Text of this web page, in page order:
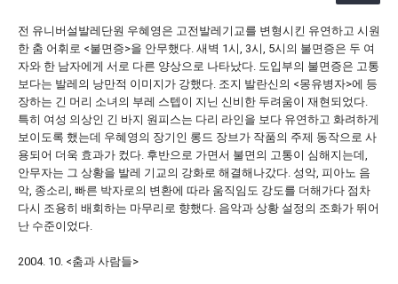
전 유니버설발레단원 우혜영은 고전발레기교를 변형시킨 유연하고 시원
한 춤 어휘로 <불면증>을 안무했다. 새벽 1시, 3시, 5시의 불면증은 두 여
자와 한 남자에게 서로 다른 양상으로 나타났다. 도입부의 불면증은 고통
보다는 발레의 낭만적 이미지가 강했다. 조지 발란신의 <몽유병자>에 등
장하는 긴 머리 소녀의 부레 스텝이 지닌 신비한 두려움이 재현되었다.
특히 여성 의상인 긴 바지 원피스는 다리 라인을 보다 유연하고 화려하게
보이도록 했는데 우혜영의 장기인 롱드 장브가 작품의 주제 동작으로 사
용되어 더욱 효과가 컸다. 후반으로 가면서 불면의 고통이 심해지는데,
안무자는 그 상황을 발레 기교의 강화로 해결해나갔다. 성악, 피아노 음
악, 종소리, 빠른 박자로의 변환에 따라 움직임도 강도를 더해가다 점차
다시 조용히 배회하는 마무리로 향했다. 음악과 상황 설정의 조화가 뛰어
난 수준이었다.
2004. 10. <춤과 사람들>